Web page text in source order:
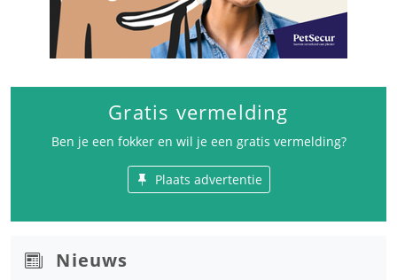
Gratis vermelding
Ben je een fokker en wil je een gratis vermelding?
Plaats advertentie
Nieuws